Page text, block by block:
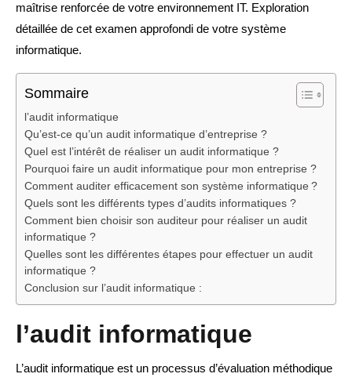
maîtrise renforcée de votre environnement IT. Exploration
détaillée de cet examen approfondi de votre système
informatique.
Sommaire
l’audit informatique
Qu’est-ce qu’un audit informatique d’entreprise ?
Quel est l’intérêt de réaliser un audit informatique ?
Pourquoi faire un audit informatique pour mon entreprise ?
Comment auditer efficacement son système informatique ?
Quels sont les différents types d’audits informatiques ?
Comment bien choisir son auditeur pour réaliser un audit
informatique ?
Quelles sont les différentes étapes pour effectuer un audit
informatique ?
Conclusion sur l’audit informatique :
l’audit informatique
L’audit informatique est un processus d’évaluation méthodique